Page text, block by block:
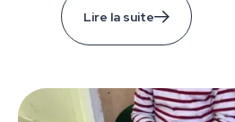
Lire la suite